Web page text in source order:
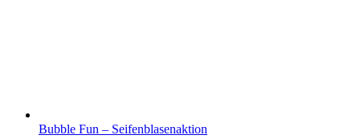
Bubble Fun – Seifenblasenaktion